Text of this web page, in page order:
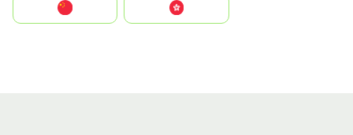
中國香港特別行政區